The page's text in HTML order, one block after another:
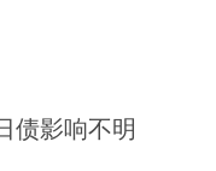
债影响不明